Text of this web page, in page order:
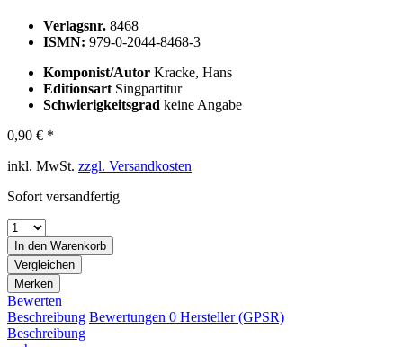
Verlagsnr. 8468
ISMN: 979-0-2044-8468-3
Komponist/Autor Kracke, Hans
Editionsart Singpartitur
Schwierigkeitsgrad keine Angabe
0,90 € *
inkl. MwSt. zzgl. Versandkosten
Sofort versandfertig
In den Warenkorb
Vergleichen
Merken
Bewerten
Beschreibung Bewertungen 0 Hersteller (GPSR)
Beschreibung